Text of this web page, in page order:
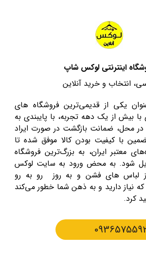
اینترنتی لوکس شاپ
انتخاب و خرید آنلاین
یکی از قدیمی‌ترین فروشگاه های
بیش از یک دهه تجربه، با پایبندی به
محل، ضمانت بازگشت در صورت ایراد
با کیفیت بودن کالا موفق شده تا
معتبر ایران، به بزرگ‌ترین فروشگاه
شود. به محض ورود به سایت لوکس
لباس های فشن و به روز رو به رو
نیاز دارید و به ذهن شما خطور می‌کند
کرد.